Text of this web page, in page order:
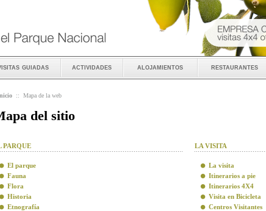
guiadas actividades alojamientos restaurantes
:: Mapa de la web
del sitio
PARQUE
El parque
Fauna
Flora
Historia
Etnografía
LA VISITA
La visita
Itinerarios a pie
Itinerarios 4X4
Visita en Bicicleta
Centros Visitantes